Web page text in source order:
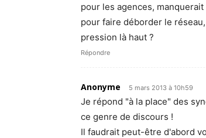
pour les agences,
pour faire déborder le
pression là haut ?
Répondre
Anonyme 5 mars 2013 à 10h59
Je répond "à la place" des
ce genre de discours !
Il faudrait peut-être d'abord